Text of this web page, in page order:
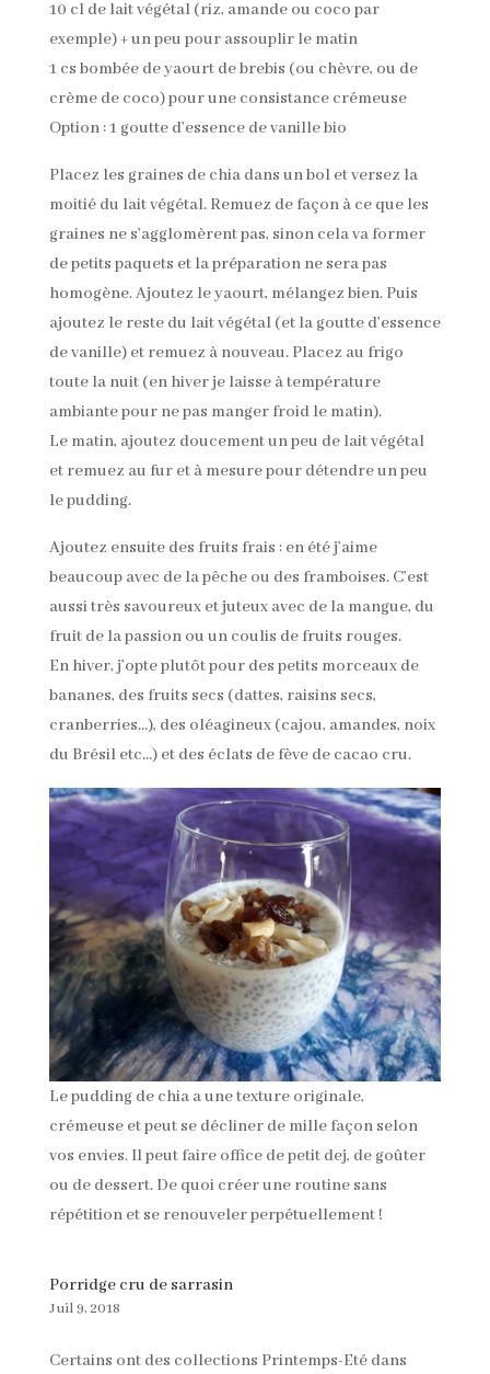
10 cl de lait végétal (riz, amande ou coco par
exemple) + un peu pour assouplir le matin
1 cs bombée de yaourt de brebis (ou chèvre, ou de
crème de coco) pour une consistance crémeuse
Option : 1 goutte d’essence de vanille bio
Placez les graines de chia dans un bol et versez la
moitié du lait végétal. Remuez de façon à ce que les
graines ne s’agglomèrent pas, sinon cela va former
de petits paquets et la préparation ne sera pas
homogène. Ajoutez le yaourt, mélangez bien. Puis
ajoutez le reste du lait végétal (et la goutte d’essence
de vanille) et remuez à nouveau. Placez au frigo
toute la nuit (en hiver je laisse à température
ambiante pour ne pas manger froid le matin).
Le matin, ajoutez doucement un peu de lait végétal
et remuez au fur et à mesure pour détendre un peu
le pudding.
Ajoutez ensuite des fruits frais : en été j’aime
beaucoup avec de la pêche ou des framboises. C’est
aussi très savoureux et juteux avec de la mangue, du
fruit de la passion ou un coulis de fruits rouges.
En hiver, j’opte plutôt pour des petits morceaux de
bananes, des fruits secs (dattes, raisins secs,
cranberries…), des oléagineux (cajou, amandes, noix
du Brésil etc…) et des éclats de fève de cacao cru.
Le pudding de chia a une texture originale,
crémeuse et peut se décliner de mille façon selon
vos envies. Il peut faire office de petit dej, de goûter
ou de dessert. De quoi créer une routine sans
répétition et se renouveler perpétuellement !
Porridge cru de sarrasin
Juil 9, 2018
Certains ont des collections Printemps-Eté dans